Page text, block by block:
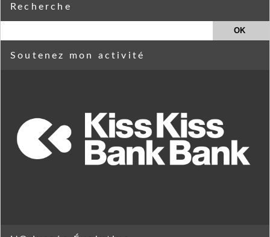
Recherche
Soutenez mon activité